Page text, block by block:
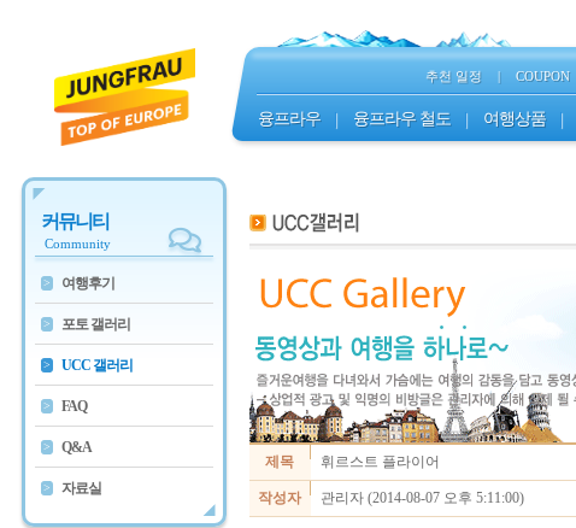
추천 일정 | COUPON
융프라우 융프라우 철도 여행상품
커뮤니티
Community
> 여행후기
> 포토 갤러리
> UCC 갤러리
> FAQ
> Q&A
> 자료실
제목 휘르스트 플라이어
작성자 관리자 (2014-08-07 오후 5:11:00)